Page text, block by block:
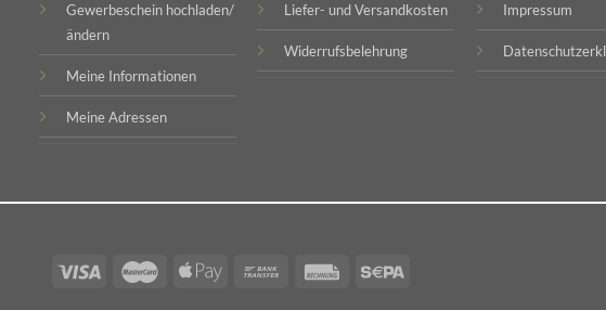
Gewerbeschein hochladen/
ändern
Meine Informationen
Meine Adressen
Liefer- und Versandkosten
Widerrufsbelehrung
Impressum